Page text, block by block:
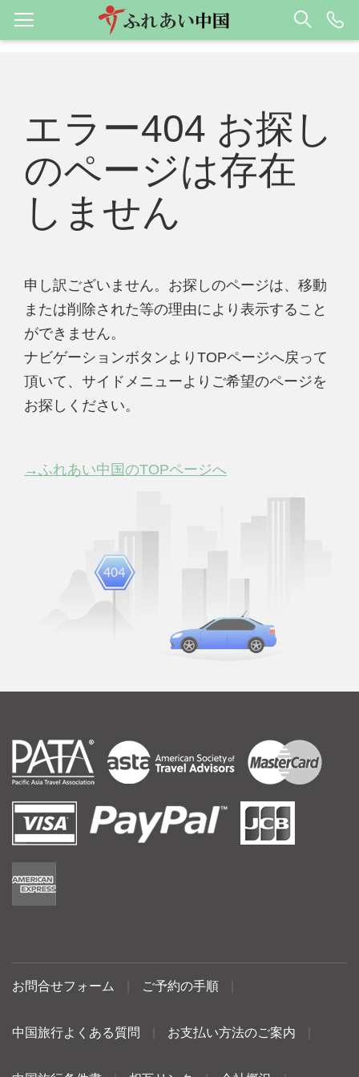
エラー404 お探し
のページは存在
しません
申し訳ございません。お探しのページは、移動
または削除された等の理由により表示すること
ができません。
ナビゲーションボタンよりTOPページへ戻って
頂いて、サイドメニューよりご希望のページを
お探しください。
→ふれあい中国のTOPページへ
お問合せフォーム ご予約の手順
中国旅行よくある質問 お支払い方法のご案内